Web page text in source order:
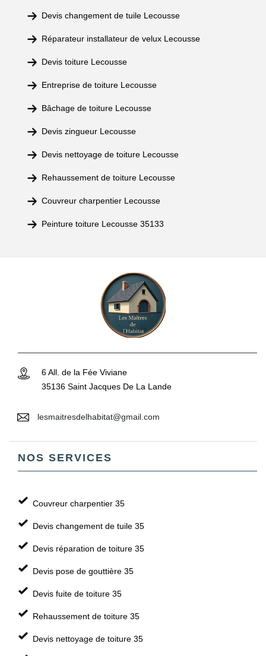
Devis changement de tuile Lecousse
Réparateur installateur de velux Lecousse
Devis toiture Lecousse
Entreprise de toiture Lecousse
Bâchage de toiture Lecousse
Devis zingueur Lecousse
Devis nettoyage de toiture Lecousse
Rehaussement de toiture Lecousse
Couvreur charpentier Lecousse
Peinture toiture Lecousse 35133
6 All. de la Fée Viviane
35136 Saint Jacques De La Lande
lesmaitresdelhabitat@gmail.com
NOS SERVICES
Couvreur charpentier 35
Devis changement de tuile 35
Devis réparation de toiture 35
Devis pose de gouttière 35
Devis fuite de toiture 35
Rehaussement de toiture 35
Devis nettoyage de toiture 35